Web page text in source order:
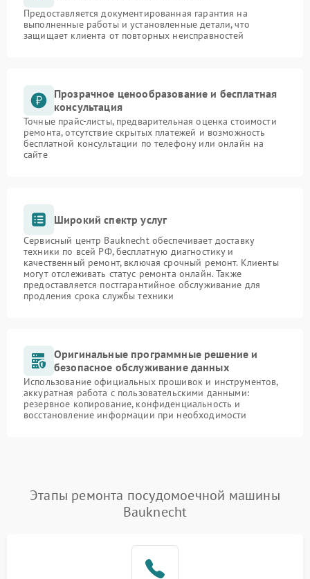
Предоставляется документированная гарантия на
выполненные работы и установленные детали, что
защищает клиента от повторных неисправностей
Прозрачное ценообразование и бесплатная
консультация
Точные прайс-листы, предварительная оценка стоимости
ремонта, отсутствие скрытых платежей и возможность
бесплатной консультации по телефону или онлайн на
сайте
Широкий спектр услуг
Сервисный центр Bauknecht обеспечивает доставку
техники по всей РФ, бесплатную диагностику и
качественный ремонт, включая срочный ремонт. Клиенты
могут отслеживать статус ремонта онлайн. Также
предоставляется постгарантийное обслуживание для
продления срока службы техники
Оригинальные программные решение и
безопасное обслуживание данных
Использование официальных прошивок и инструментов,
аккуратная работа с пользовательскими данными:
резервное копирование, конфиденциальность и
восстановление информации при необходимости
Этапы ремонта посудомоечной машины
Bauknecht